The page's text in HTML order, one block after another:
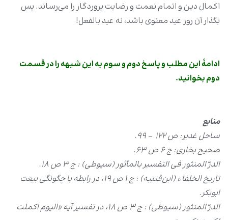
اکمال دین و اتمام نعمت و رضایت پروردگار را می‌رساند. پس
بگذار آن روز عید معنوی باشد، نه عید بالفعل!
ادامۀ این مطلب و پاسخ دوم و سوم به این شبهه را در قسمت
دوم بخوانید.
منابع
ساحل غدیر: ص ۱۲۲ - ۹۹
.
صحیح بخاری: ج ۶ ص ۶۳
.
الدرّ المنثور فی التفسیر بالمأثور (سیوطی) : ج ۳ ص ۱۸
.
تاریخ الخلفاء (ابن
‌قتیبه) : ج ۱ ص ۱۹، در رابطه با چگونگی بیعت
ابوبکر.
الدرّ المنثور (سیوطی) : ج ۳ ص ۱۸، در تفسیر آیه «الیوم اکملت